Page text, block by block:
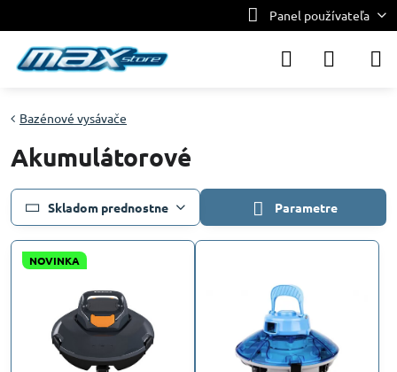
Panel používateľa
Bazénové vysávače
Akumulátorové
Skladom prednostne Parametre
NOVINKA